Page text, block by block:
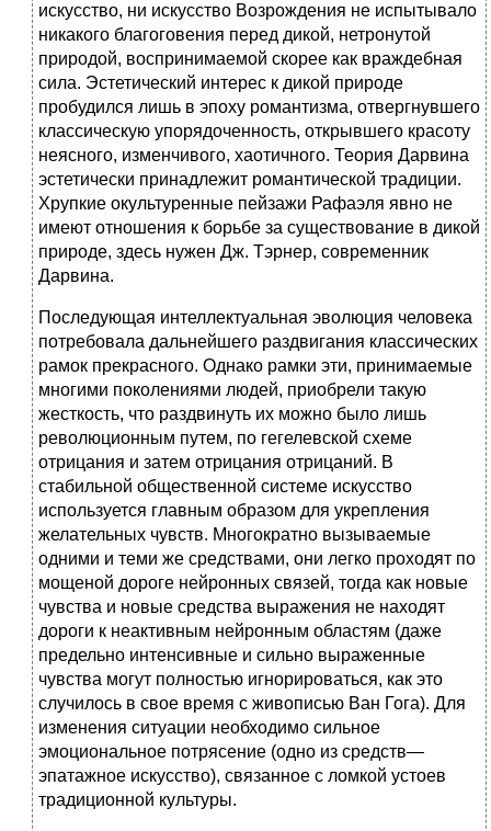
искусство, ни искусство Возрождения не испытывало
никакого благоговения перед дикой, нетронутой
природой, воспринимаемой скорее как враждебная
сила. Эстетический интерес к дикой природе
пробудился лишь в эпоху романтизма, отвергнувшего
классическую упорядоченность, открывшего красоту
неясного, изменчивого, хаотичного. Теория Дарвина
эстетически принадлежит романтической традиции.
Хрупкие окультуренные пейзажи Рафаэля явно не
имеют отношения к борьбе за существование в дикой
природе, здесь нужен Дж. Тэрнер, современник
Дарвина.
Последующая интеллектуальная эволюция человека
потребовала дальнейшего раздвигания классических
рамок прекрасного. Однако рамки эти, принимаемые
многими поколениями людей, приобрели такую
жесткость, что раздвинуть их можно было лишь
революционным путем, по гегелевской схеме
отрицания и затем отрицания отрицаний. В
стабильной общественной системе искусство
используется главным образом для укрепления
желательных чувств. Многократно вызываемые
одними и теми же средствами, они легко проходят по
мощеной дороге нейронных связей, тогда как новые
чувства и новые средства выражения не находят
дороги к неактивным нейронным областям (даже
предельно интенсивные и сильно выраженные
чувства могут полностью игнорироваться, как это
случилось в свое время с живописью Ван Гога). Для
изменения ситуации необходимо сильное
эмоциональное потрясение (одно из средств—
эпатажное искусство), связанное с ломкой устоев
традиционной культуры.